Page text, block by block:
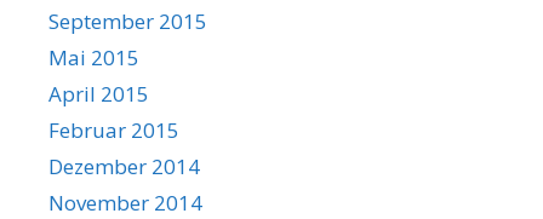
September 2015
Mai 2015
April 2015
Februar 2015
Dezember 2014
November 2014